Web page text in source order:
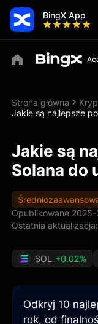
BingX App
Strona główna
Jakie są najlepsze
Jakie są
Solana do
Opublikowane
Ostatnia
SOL +0.02%
Odkryj 10
rok, od